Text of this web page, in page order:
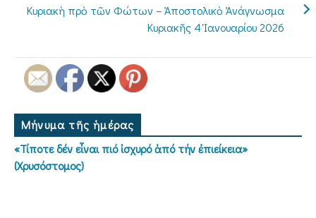
Κυριακὴ πρὸ τῶν Φώτων – Ἀποστολικὸ Ἀνάγνωσμα
Κυριακῆς 4 Ἰανουαρίου 2026
Μήνυμα τῆς ἡμέρας
«Τίποτε δέν εἶναι πιό ἰσχυρό ἀπό τήν ἐπιείκεια»
(Χρυσόστομος)